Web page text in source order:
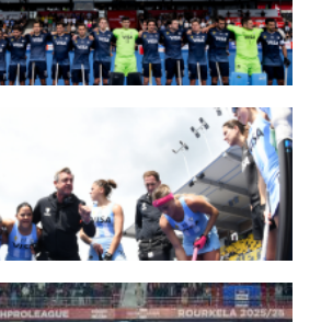
CONVOCADOS POR LUCAS REY
el Mundial en Países Bajos y Bélgica.
CONVOCADAS POR FERNANDO F...